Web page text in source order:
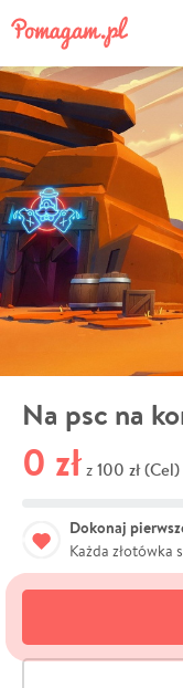
Na psc na
0 zł z 100 zł (Cel)
Dokonaj
Każda złotówka